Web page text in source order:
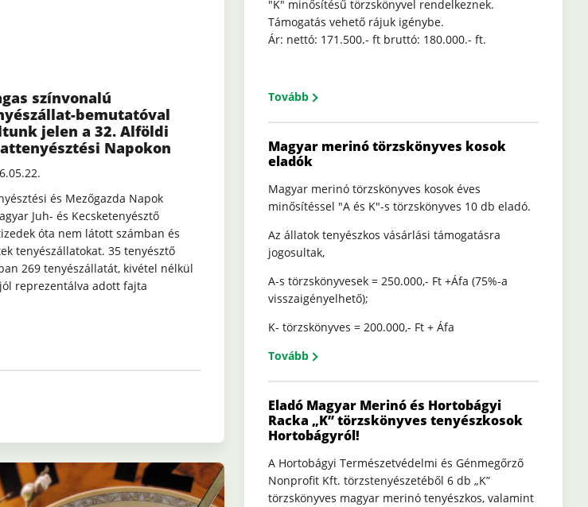
színvonalú
bemutatóval
jelen a 32. Alföldi
Napokon
és Mezőgazda Napok
Juh- és Kecsketenyésztő
óta nem látott számban és
tenyészállatokat. 35 tenyésztő
269 tenyészállatát, kivétel nélkül
reprezentálva adott fajta
"K" minősítésű törzskönyvel rendelkeznek.
Támogatás vehető rájuk igénybe.
Ár: nettó: 171.500.- ft bruttó: 180.000.- ft.
Tovább
Magyar merinó törzskönyves kosok
eladók
Magyar merinó törzskönyves kosok éves
minősítéssel "A és K"-s törzskönyves 10 db eladó.
Az állatok tenyészkos vásárlási támogatásra
jogosultak,
A-s törzskönyvesek = 250.000,- Ft +Áfa (75%-a
visszaigényelhető);
K- törzskönyves = 200.000,- Ft + Áfa
Tovább
Eladó Magyar Merinó és Hortobágyi
Racka „K” törzskönyves tenyészkosok
Hortobágyról!
A Hortobágyi Természetvédelmi és Génmegőrző
Nonprofit Kft. törzstenyészetéből 6 db „K”
törzskönyves magyar merinó tenyészkos, valamint